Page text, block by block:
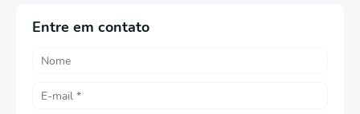
Entre em contato